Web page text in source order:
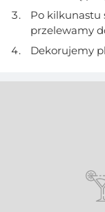
Po kilkunastu
przelewamy
Dekorujemy